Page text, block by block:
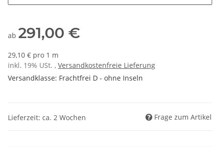
ab 291,00 €
29,10 € pro 1 m
inkl. 19% USt. , Versandkostenfreie Lieferung
Versandklasse: Frachtfrei D - ohne Inseln
Lieferzeit: ca. 2 Wochen Frage zum Artikel